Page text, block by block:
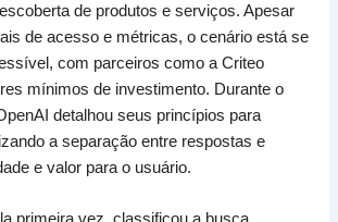
de produtos e serviços. Apesar
de acesso e métricas, o cenário está se
com parceiros como a Criteo
mínimos de investimento. Durante o
detalhou seus princípios para
a separação entre respostas e
e valor para o usuário.